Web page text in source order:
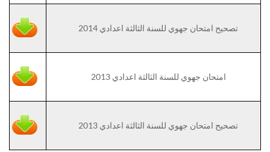
تصحيح امتحان جهوي للسنة الثالثة اعدادي 2014
امتحان جهوي للسنة الثالثة اعدادي 2013
تصحيح امتحان جهوي للسنة الثالثة اعدادي 2013